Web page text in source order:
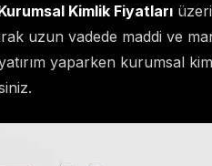
Kimlik Fiyatları
uzun vadede maddi ve
yaparken kurumsal